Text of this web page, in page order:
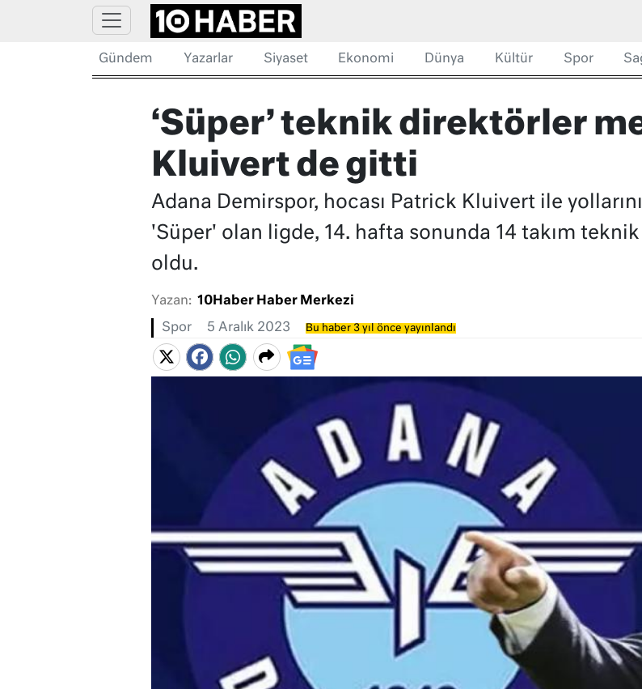
Gündem Yazarlar Siyaset Ekonomi Dünya Kültür Spor
‘Süper’ teknik direktörler
Kluivert de gitti
Adana Demirspor, hocası Patrick Kluivert ile
'Süper' olan ligde, 14. hafta sonunda 14 takım
oldu.
Yazan: 10Haber Haber Merkezi
Spor 5 Aralık 2023 Bu haber 3 yıl önce yayınlandı